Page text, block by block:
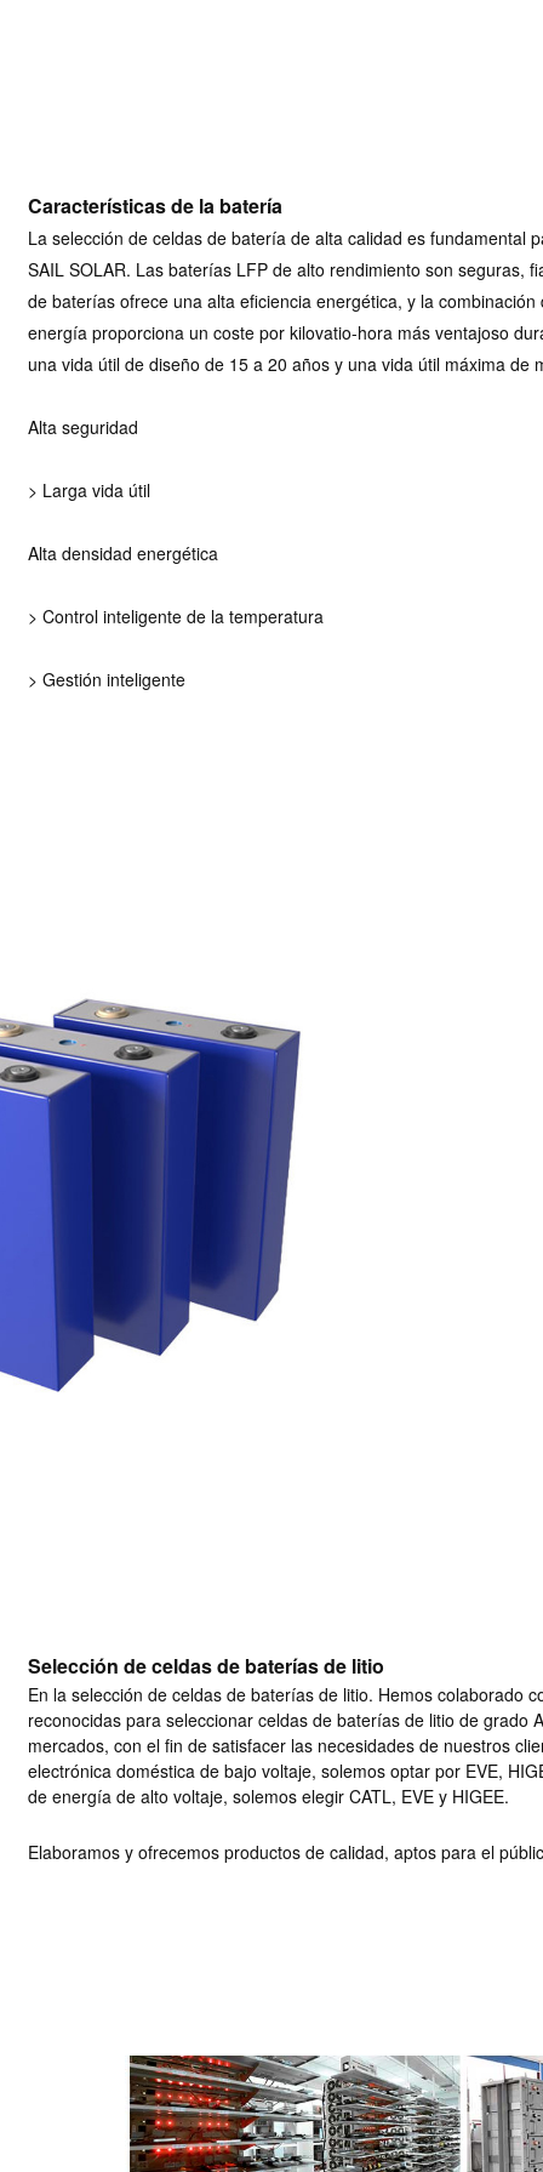
Características de la batería
La selección de celdas de batería de alta calidad es fundamental
SAIL SOLAR. Las baterías LFP de alto rendimiento son seguras,
de baterías ofrece una alta eficiencia energética, y la
energía proporciona un coste por kilovatio-hora más ventajoso
una vida útil de diseño de 15 a 20 años y una vida útil máxima de
Alta seguridad
> Larga vida útil
Alta densidad energética
> Control inteligente de la temperatura
> Gestión inteligente
Selección de celdas de baterías de litio
En la selección de celdas de baterías de litio. Hemos colaborado
reconocidas para seleccionar celdas de baterías de litio de grado
mercados, con el fin de satisfacer las necesidades de nuestros
electrónica doméstica de bajo voltaje, solemos optar por EVE,
de energía de alto voltaje, solemos elegir CATL, EVE y HIGEE.
Elaboramos y ofrecemos productos de calidad, aptos para el